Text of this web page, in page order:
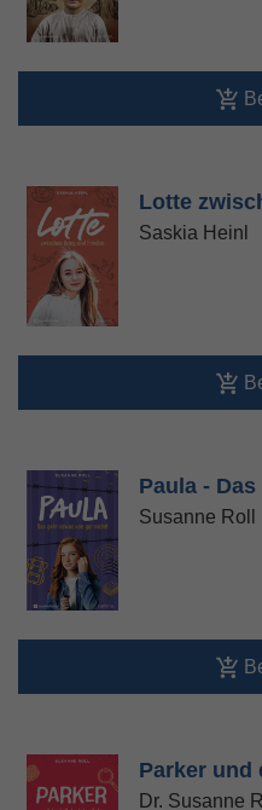
Lotte
Saskia Heinl
Paula -
Susanne Roll
Parker und
Dr. Susanne